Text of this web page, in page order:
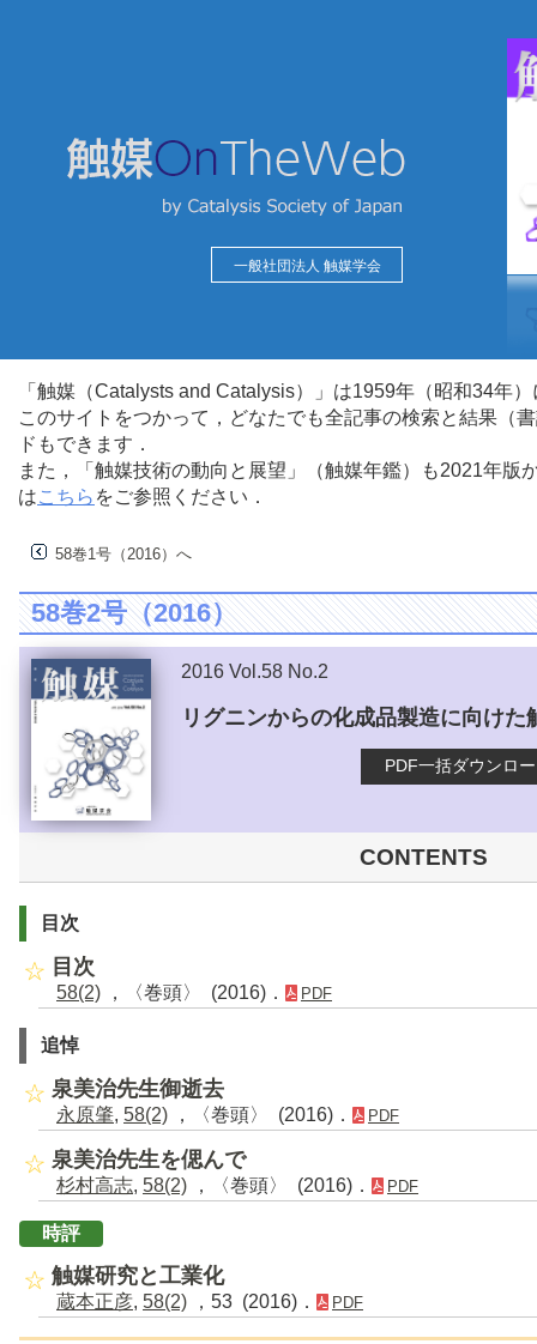
一般社団法人 触媒学会
「触媒（Catalysts and Catalysis）」は1959年（昭和34年
このサイトをつかって，どなたでも全記事の検索と結果（
ドもできます．
また，「触媒技術の動向と展望」（触媒年鑑）も2021年
はこちら をご参照ください．
58巻1号（2016）へ
58巻2号（2016）
2016 Vol.58 No.2
リグニンからの化成品製造に向けた
PDF一括ダウンロ
CONTENTS
目次
目次
58(2) ，〈巻頭〉 (2016)． PDF
追悼
泉美治先生御逝去
永原肇, 58(2) ，〈巻頭〉 (2016)． PDF
泉美治先生を偲んで
杉村高志, 58(2) ，〈巻頭〉 (2016)． PDF
時評
触媒研究と工業化
蔵本正彦, 58(2) ，53 (2016)． PDF